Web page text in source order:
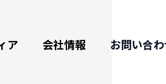
ア 会社情報 お問い合